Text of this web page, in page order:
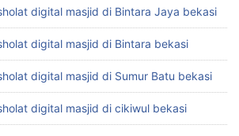
digital masjid di Bintara Jaya bekasi
digital masjid di Bintara bekasi
digital masjid di Sumur Batu bekasi
digital masjid di cikiwul bekasi